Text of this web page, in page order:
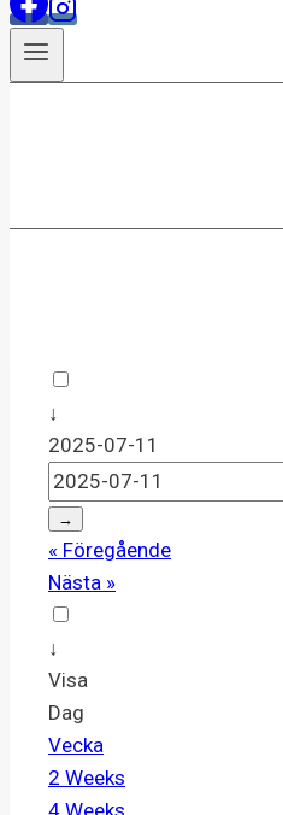
↓
2025-07-11
→
« Föregående
Nästa »
↓
Visa
Dag
Vecka
2 Weeks